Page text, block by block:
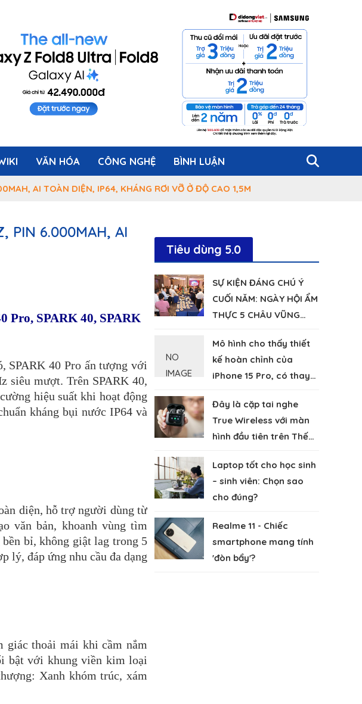
VĂN HÓA CÔNG NGHỆ BÌNH LUẬN
AI TOÀN DIỆN, IP64, KHÁNG RƠI VỠ Ở ĐỘ CAO 1,5M
PIN 6.000MAH, AI
Pro, SPARK 40, SPARK
SPARK 40 Pro ấn tượng với
siêu mượt. Trên SPARK 40,
hiệu suất khi hoạt động
kháng bụi nước IP64 và
diện, hỗ trợ người dùng từ
văn bản, khoanh vùng tìm
bỉ, không giật lag trong 5
lý, đáp ứng nhu cầu đa dạng
giác thoải mái khi cầm nắm
bật với khung viền kim loại
Xanh khóm trúc, xám
Tiêu dùng 5.0
SỰ KIỆN ĐÁNG CHÚ Ý
CUỐI NĂM: NGÀY HỘI ẨM
THỰC 5 CHÂU VŨNG
NO
IMAGE
Mô hình cho thấy thiết
kế hoàn chỉnh của
iPhone 15 Pro, có thay
14
Đây là cặp tai nghe
True Wireless với màn
hình đầu tiên trên Thế
Laptop tốt cho học sinh
– sinh viên: Chọn sao
cho đúng?
Realme 11 - Chiếc
smartphone mang tính
'đòn bẩy'?